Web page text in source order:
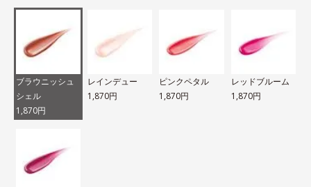
ブラウニッシュ
シェル
1,870円
レインデュー
1,870円
ピンクペタル
1,870円
レッドブルーム
1,870円